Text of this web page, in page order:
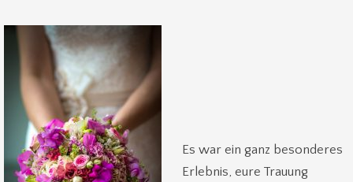
Es war ein ganz besonderes
Erlebnis, eure Trauung